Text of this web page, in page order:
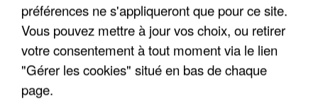
préférences ne s'appliqueront que pour ce site.
Vous pouvez mettre à jour vos choix, ou retirer
votre consentement à tout moment via le lien
"Gérer les cookies" situé en bas de chaque
page.